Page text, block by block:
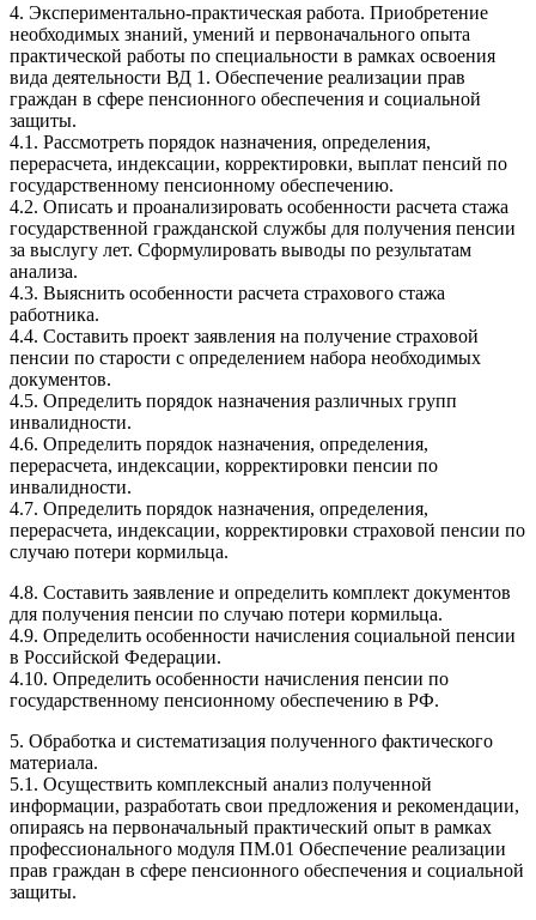
4. Экспериментально-практическая работа. Приобретение
необходимых знаний, умений и первоначального опыта
практической работы по специальности в рамках освоения
вида деятельности ВД 1. Обеспечение реализации прав
граждан в сфере пенсионного обеспечения и социальной
защиты.
4.1. Рассмотреть порядок назначения, определения,
перерасчета, индексации, корректировки, выплат пенсий по
государственному пенсионному обеспечению.
4.2. Описать и проанализировать особенности расчета стажа
государственной гражданской службы для получения пенсии
за выслугу лет. Сформулировать выводы по результатам
анализа.
4.3. Выяснить особенности расчета страхового стажа
работника.
4.4. Составить проект заявления на получение страховой
пенсии по старости с определением набора необходимых
документов.
4.5. Определить порядок назначения различных групп
инвалидности.
4.6. Определить порядок назначения, определения,
перерасчета, индексации, корректировки пенсии по
инвалидности.
4.7. Определить порядок назначения, определения,
перерасчета, индексации, корректировки страховой пенсии по
случаю потери кормильца.
4.8. Составить заявление и определить комплект документов
для получения пенсии по случаю потери кормильца.
4.9. Определить особенности начисления социальной пенсии
в Российской Федерации.
4.10. Определить особенности начисления пенсии по
государственному пенсионному обеспечению в РФ.
5. Обработка и систематизация полученного фактического
материала.
5.1. Осуществить комплексный анализ полученной
информации, разработать свои предложения и рекомендации,
опираясь на первоначальный практический опыт в рамках
профессионального модуля ПМ.01 Обеспечение реализации
прав граждан в сфере пенсионного обеспечения и социальной
защиты.